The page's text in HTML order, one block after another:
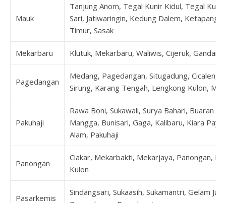
Mauk
Tanjung Anom, Tegal Kunir Kidul, Tegal
Sari, Jatiwaringin, Kedung Dalem, Ketapang,
Timur, Sasak
Mekarbaru Klutuk, Mekarbaru, Waliwis, Cijeruk,
Pagedangan
Medang, Pagedangan, Situgadung,
Sirung, Karang Tengah, Lengkong Kulon,
Pakuhaji
Rawa Boni, Sukawali, Surya Bahari, Buaran
Mangga, Bunisari, Gaga, Kalibaru, Kiara
Alam, Pakuhaji
Panongan
Ciakar, Mekarbakti, Mekarjaya, Panongan,
Kulon
Pasarkemis
Sindangsari, Sukaasih, Sukamantri, Gelam